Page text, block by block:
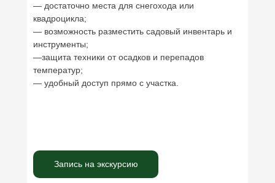
— достаточно места для снегохода или
квадроцикла;
— возможность разместить садовый инвентарь и
инструменты;
—защита техники от осадков и перепадов
температур;
— удобный доступ прямо с участка.
Запись на экскурсию